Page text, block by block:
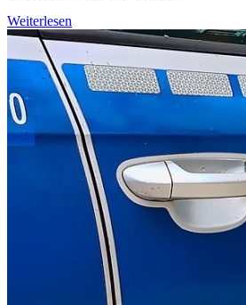
Weiterlesen